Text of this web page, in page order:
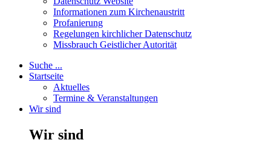
Informationen zum Kirchenaustritt
Profanierung
Regelungen kirchlicher Datenschutz
Missbrauch Geistlicher Autorität
Suche ...
Startseite
Aktuelles
Termine & Veranstaltungen
Wir sind
Wir sind